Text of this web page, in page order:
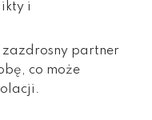
i
zazdrosny partner
co może